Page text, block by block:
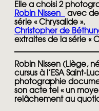
Elle a choisi 2
Robin Nissen
avec
série « Chrysalide ».
Christopher de
extraites de la série «
Robin Nissen (Liège,
cursus à l’ESA Saint-
photographie
son acte tel « un
relâchement au